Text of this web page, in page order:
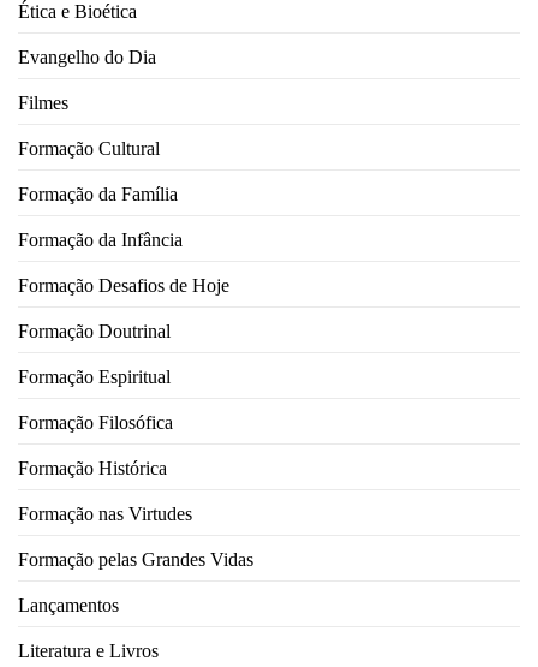
Ética e Bioética
Evangelho do Dia
Filmes
Formação Cultural
Formação da Família
Formação da Infância
Formação Desafios de Hoje
Formação Doutrinal
Formação Espiritual
Formação Filosófica
Formação Histórica
Formação nas Virtudes
Formação pelas Grandes Vidas
Lançamentos
Literatura e Livros